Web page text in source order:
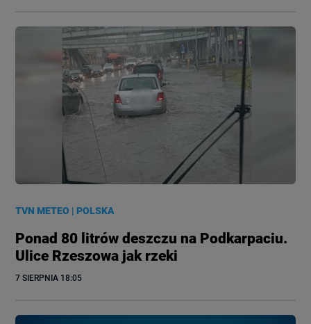
TVN METEO |POLSKA
Ponad 80 litrów deszczu na Podkarpaciu.
Ulice Rzeszowa jak rzeki
7 SIERPNIA 18:05